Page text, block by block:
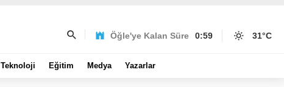
Öğle'ye Kalan Süre 0:59 31°C
Teknoloji Eğitim Medya Yazarlar